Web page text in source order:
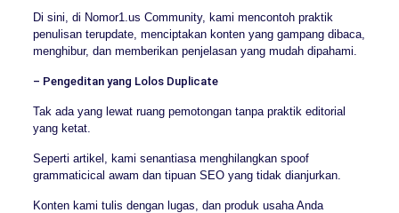
Di sini, di Nomor1.us Community, kami mencontoh praktik
penulisan terupdate, menciptakan konten yang gampang dibaca,
menghibur, dan memberikan penjelasan yang mudah dipahami.
– Pengeditan yang Lolos Duplicate
Tak ada yang lewat ruang pemotongan tanpa praktik editorial
yang ketat.
Seperti artikel, kami senantiasa menghilangkan spoof
grammaticical awam dan tipuan SEO yang tidak dianjurkan.
Konten kami tulis dengan lugas, dan produk usaha Anda